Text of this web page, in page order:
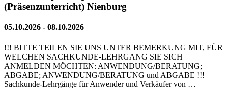
(Präsenzunterricht) Nienburg
05.10.2026 - 08.10.2026
!!! BITTE TEILEN SIE UNS UNTER BEMERKUNG MIT, FÜR
WELCHEN SACHKUNDE-LEHRGANG SIE SICH
ANMELDEN MÖCHTEN: ANWENDUNG/BERATUNG;
ABGABE; ANWENDUNG/BERATUNG und ABGABE !!!
Sachkunde-Lehrgänge für Anwender und Verkäufer von …